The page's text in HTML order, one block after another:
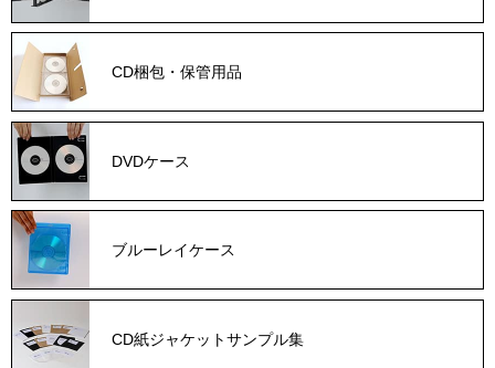
CD梱包・保管用品
DVDケース
ブルーレイケース
CD紙ジャケットサンプル集